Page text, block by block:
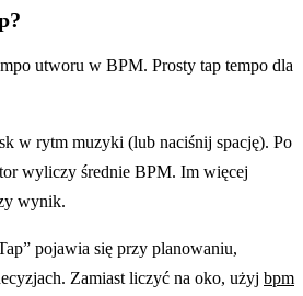
utworu w BPM. Prosty tap tempo dla
w rytm muzyki (lub naciśnij spację). Po
wyliczy średnie BPM. Im więcej
wynik.
pojawia się przy planowaniu,
Zamiast liczyć na oko, użyj bpm